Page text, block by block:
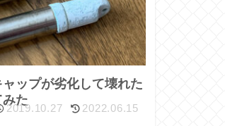
ップが劣化して壊れた
た
2019.10.27 2022.06.15